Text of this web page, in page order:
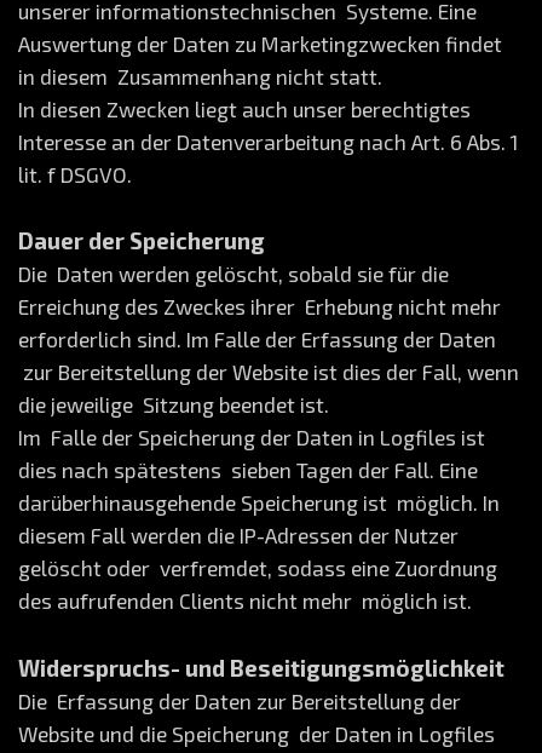
unserer informationstechnischen Systeme. Eine
Auswertung der Daten zu Marketingzwecken findet
in diesem Zusammenhang nicht statt.
In diesen Zwecken liegt auch unser berechtigtes
Interesse an der Datenverarbeitung nach Art. 6 Abs. 1
lit. f DSGVO.
Dauer der Speicherung
Die Daten werden gelöscht, sobald sie für die
Erreichung des Zweckes ihrer Erhebung nicht mehr
erforderlich sind. Im Falle der Erfassung der Daten
zur Bereitstellung der Website ist dies der Fall, wenn
die jeweilige Sitzung beendet ist.
Im Falle der Speicherung der Daten in Logfiles ist
dies nach spätestens sieben Tagen der Fall. Eine
darüberhinausgehende Speicherung ist möglich. In
diesem Fall werden die IP-Adressen der Nutzer
gelöscht oder verfremdet, sodass eine Zuordnung
des aufrufenden Clients nicht mehr möglich ist.
Widerspruchs- und Beseitigungsmöglichkeit
Die Erfassung der Daten zur Bereitstellung der
Website und die Speicherung der Daten in Logfiles